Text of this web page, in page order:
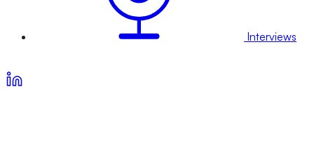
Interviews